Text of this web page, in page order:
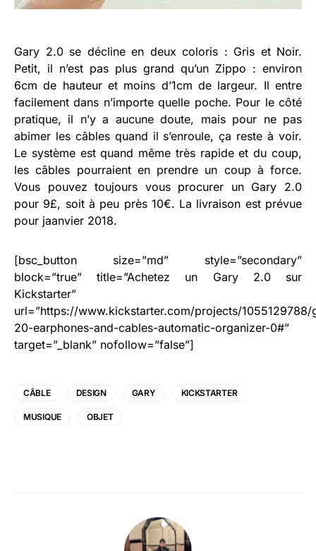
Gary 2.0 se décline en deux coloris : Gris et Noir.
Petit, il n’est pas plus grand qu’un Zippo : environ
6cm de hauteur et moins d’1cm de largeur. Il entre
facilement dans n’importe quelle poche. Pour le côté
pratique, il n’y a aucune doute, mais pour ne pas
abimer les câbles quand il s’enroule, ça reste à voir.
Le système est quand même très rapide et du coup,
les câbles pourraient en prendre un coup à force.
Vous pouvez toujours vous procurer un Gary 2.0
pour 9£, soit à peu près 10€. La livraison est prévue
pour jaanvier 2018.
[bsc_button size=”md” style=”secondary”
block=”true” title=”Achetez un Gary 2.0 sur
Kickstarter”
url=”https://www.kickstarter.com/projects/1055129788/
20-earphones-and-cables-automatic-organizer-0#”
target=”_blank” nofollow=”false”]
CÂBLE DESIGN GARY KICKSTARTER
MUSIQUE OBJET